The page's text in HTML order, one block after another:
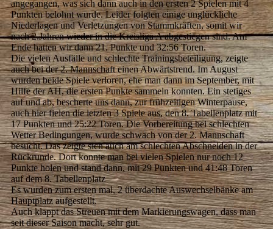
angegangen, was sich dann auch in den ersten 2 Spielen mit 4
Punkten belohnt wurde. Leider folgten einige unglückliche
Niederlagen und Verletzungen von Stammkräften, somit wir
nach 2.Jahren wieder in die Kreisliga A abgestiegen sind. Am
Ende hatten wir dann 21. Punkte und 32:56 Toren.
Die vielen Ausfälle und schlechte Trainingsbeteiligung, zeigte
auch bei der 2. Mannschaft einen Abwärtstrend. Im August
wurden beide Spiele verloren, ehe man dann im September, mit
Hilfe der AH, die ersten Punkte sammeln konnten. Ein stetiges
auf und ab, bescherte uns dann, zur frühzeitigen Winterpause,
auch hier fielen die letzten 3 Spiele aus, den 8. Tabellenplatz mit
17 Punkten und 25:22 Toren. Die Vorbereitung bei schlechten
Wetter Bedingungen, wurde schwach von der 2. Mannschaft
besucht. Das zeigte sich auch am schlechten Abschneiden in der
Rückrunde. Dort konnte man bei vielen Spielen nur noch 12
Punkte holen und stand dann, mit 29 Punkten und 41:48 Toren
auf dem 8. Tabellenplatz
Es wurden zum ersten mal, 2 überdachte Auswechselbänke am
Hauptplatz aufgestellt.
Auch klappt das Streuen mit dem Markierungswagen, dass man
seit dieser Saison macht, sehr gut.